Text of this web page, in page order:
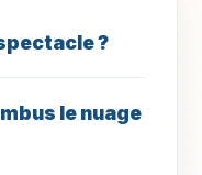
?
le nuage